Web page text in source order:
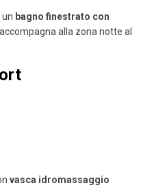
bagno finestrato con
alla zona notte al
vasca idromassaggio